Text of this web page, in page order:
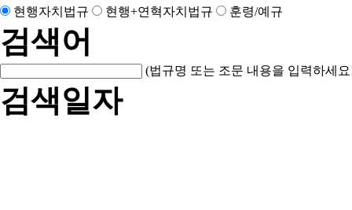
현행자치법규 현행+연혁자치법규 훈령/예규
검색어
(법규명 또는 조문 내용을 입력하세
검색일자